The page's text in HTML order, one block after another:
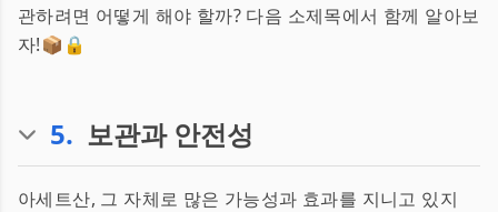
관하려면 어떻게 해야 할까? 다음 소제목에서 함께 알아보
자!📦🔒
5. 보관과 안전성
아세트산, 그 자체로 많은 가능성과 효과를 지니고 있지